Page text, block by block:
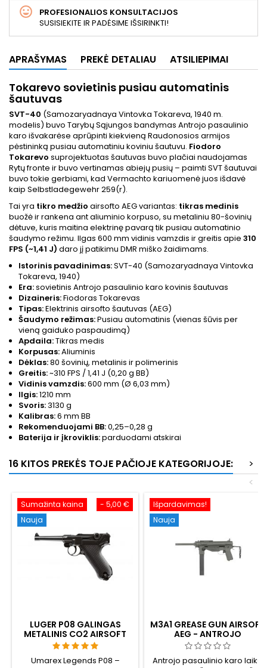
PROFESIONALIOS KONSULTACIJOS
SUSISIEKITE IR PADĖSIME IŠSIRINKTI!
APRAŠYMAS PREKĖ DETALIAU ATSILIEPIMAI
Tokarevo sovietinis pusiau automatinis
šautuvas
SVT-40 (Samozaryadnaya Vintovka Tokareva, 1940 m.
modelis) buvo Tarybų Sąjungos bandymas Antrojo pasaulinio
karo išvakarėse aprūpinti kiekvieną Raudonosios armijos
pėstininką pusiau automatiniu koviniu šautuvu. Fiodoro
Tokarevo suprojektuotas šautuvas buvo plačiai naudojamas
Rytų fronte ir buvo vertinamas abiejų pusių – paimti SVT šautuvai
buvo tokie gerbiami, kad Vermachto kariuomenė juos išdavė
kaip Selbstladegewehr 259(r).
Tai yra tikro medžio airsofto AEG variantas: tikras medinis
buožė ir rankena ant aliuminio korpuso, su metaliniu 80-šovinių
dėtuve, kuris maitina elektrinę pavarą tik pusiau automatinio
šaudymo režimu. Ilgas 600 mm vidinis vamzdis ir greitis apie 310
FPS (~1,41 J) daro jį patikimu DMR miško žaidimams.
Istorinis pavadinimas:SVT-40 (Samozaryadnaya Vintovka
Tokareva, 1940)
Era:sovietinis Antrojo pasaulinio karo kovinis šautuvas
Dizaineris:Fiodoras Tokarevas
Tipas:Elektrinis airsofto šautuvas (AEG)
Šaudymo režimas:Pusiau automatinis (vienas šūvis per
vieną gaiduko paspaudimą)
Apdaila:Tikras medis
Korpusas:Aliuminis
Dėklas:80 šovinių, metalinis ir polimerinis
Greitis:~310 FPS / 1,41 J (0,20 g BB)
Vidinis vamzdis:600 mm (Ø 6,03 mm)
Ilgis:1210 mm
Svoris:3130 g
Kalibras:6 mm BB
Rekomenduojami BB:0,25–0,28 g
Baterija ir įkroviklis:parduodami atskirai
16 KITOS PREKĖS TOJE PAČIOJE KATEGORIJOJE:
>
<
- 5,00 €
Sumažinta kaina
Nauja
LUGER P08 GALINGAS
METALINIS CO2 AIRSOFT
PISTOLETAS - UMAREX
LEGENDS
Umarex Legends P08 –
Išpardavimas!
Nauja
M3A1 GREASE GUN AIRSOFT
AEG - ANTROJO
PASAULINIO KARO LAIKŲ
METALINIS SMG, 500 MB
HI-CAP
Antrojo pasaulinio karo laikų